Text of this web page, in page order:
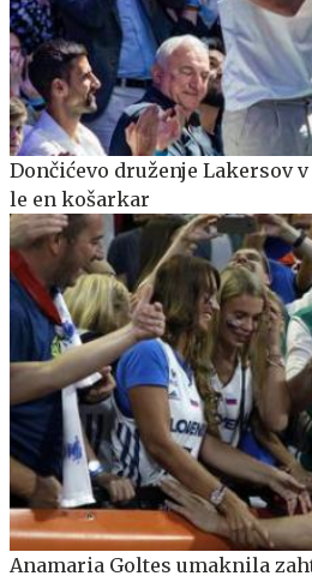
Dončićevo druženje Lakersov
le en košarkar
Anamaria Goltes umaknila